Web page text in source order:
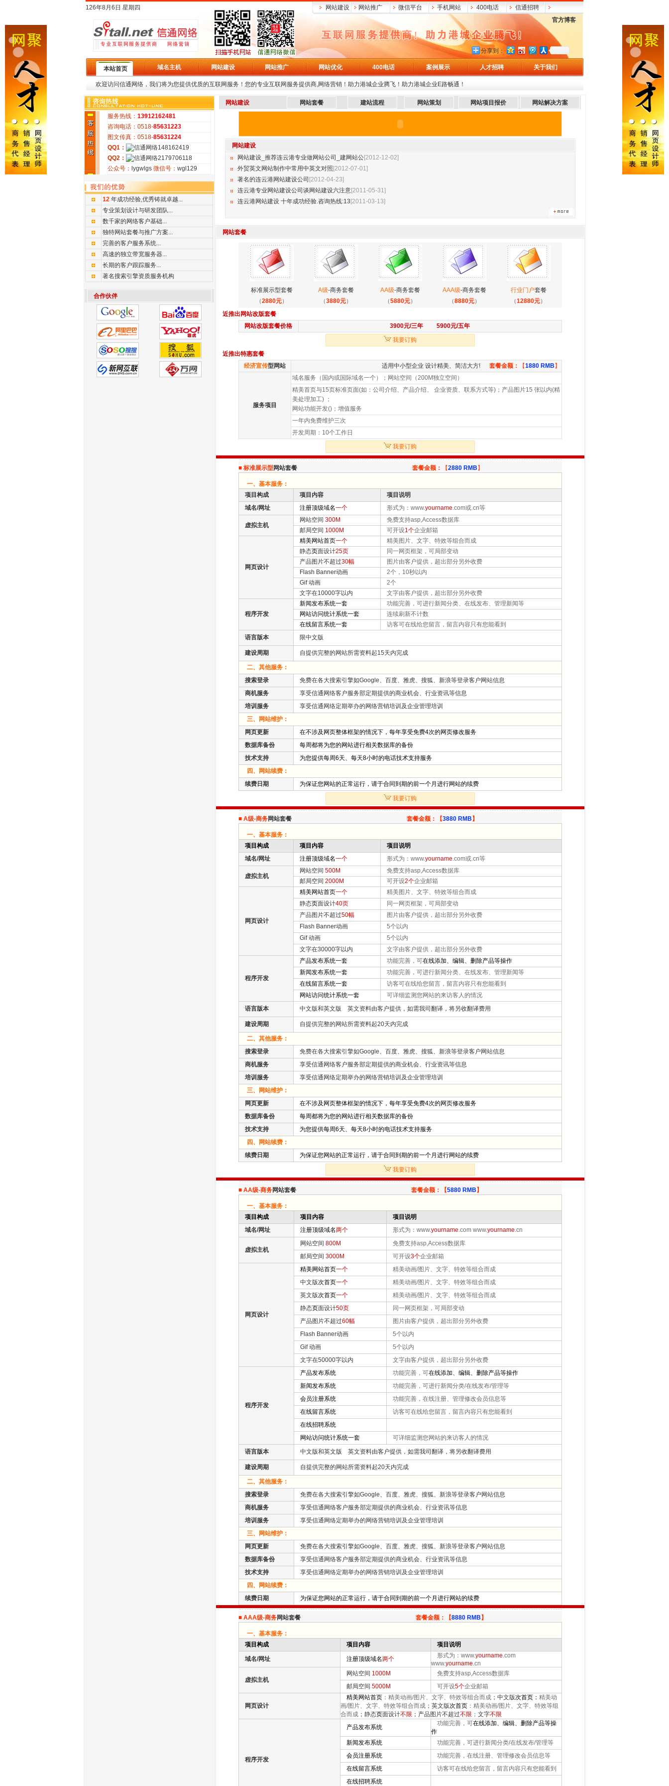
126年8月6日 星期四 网站建设 网站推广 微信平台 手机网站 400电话
信通招聘
官方博客
分享到：
本站首页 域名主机 网站建设 网站推广 网站优化 400电话 案例展示 人才招聘 关于我们
欢迎访问信通网络，我们将为您提供优质的互联网服务！您的专业互联网服务提供商,网络营销！助力港城企业腾飞！助力港城企业E路畅通！
服务热线： 13912162481
咨询电话：0518-85631223
图文传真：0518-85631224
QQ1：
48162419
QQ2：
179706118
公众号： lygwlgs 微信号： wgl129
12 年成功经验,优秀铸就卓越...
专业策划设计与研发团队...
数千家的网络客户基础...
独特网站套餐与推广方案...
完善的客户服务系统...
高速的独立带宽服务器...
长期的客户跟踪服务...
著名搜索引擎资质服务机构
合作伙伴
网站建设 网站套餐 建站流程 网站策划 网站项目报价 网站解决方案
网站建设
网站建设_推荐连云港专业做网站公司_建网站公[2012-12-02]
外贸英文网站制作中常用中英文对照 [2012-07-01]
著名的连云港网站建设公司 [2012-04-23]
连云港专业网站建设公司谈网站建设六注意[2011-05-31]
连云港网站建设 十年成功经验.咨询热线:13 [2011-03-13]
网站套餐
标准展示型套餐 A级-商务套餐 AA级-商务套餐 AAA级-商务套餐 行业门户套餐
（2880元） （3880元） （5880元） （8880元） （12880元）
近推出网站改版套餐
网站改版套餐价格
3900元/三年 5900元/五年
我要订购
近推出特惠套餐
经济宣传型网站 适用中小型企业 设计精美、简洁大方! 套餐金额： 【1880 RMB 】
服务项目
域名服务（国内或国际域名一个）；网站空间（200M独立空间）
精美首页与15页标准页面(如：公司介绍、产品介绍、 企业资质、联系方式等)；产品图片15 张以内(精
美处理加工) ；
网站功能开发()；增值服务
一年内免费维护三次
开发周期：10个工作日
我要订购
■ 标准展示型网站套餐 套餐金额： 【2880 RMB 】
一、基本服务：
项目构成
项目内容
项目说明
域名/网址
注册顶级域名一个 形式为：www.yourname.com或.cn等
虚拟主机
网站空间 300M
免费支持asp,Access数据库
邮局空间 1000M 可开设1个企业邮箱
网页设计
精美网站首页一个
精美图片、文字、特效等组合而成
静态页面设计25页
同一网页框架，可局部变动
产品图片不超过30幅
图片由客户提供，超出部分另外收费
Flash Banner动画
2个，10秒以内
Gif 动画
2个
文字在10000字以内
文字由客户提供，超出部分另外收费
程序开发
新闻发布系统一套
功能完善，可进行新闻分类、在线发布、管理新闻等
网站访问统计系统一套
连续刷新不计数
在线留言系统一套
访客可在线给您留言，留言内容只有您能看到
语言版本
限中文版
建设周期 自提供完整的网站所需资料起15天内完成
二、其他服务：
搜索登录
免费在各大搜索引擎如Google、百度、雅虎、搜狐、新浪等登录客户网站信息
商机服务
享受信通网络客户服务部定期提供的商业机会、行业资讯等信息
培训服务
享受信通网络定期举办的网络营销培训及企业管理培训
三、网站维护：
网页更新
在不涉及网页整体框架的情况下，每年享受免费4次的网页修改服务
数据库备份
每周都将为您的网站进行相关数据库的备份
技术支持
为您提供每周6天、每天8小时的电话技术支持服务
四、网站续费：
续费日期
为保证您网站的正常运行，请于合同到期的前一个月进行网站的续费
我要订购
■ A级-商务网站套餐 套餐金额：【3880 RMB 】
一、基本服务：
项目构成
项目内容
项目说明
域名/网址
注册顶级域名一个 形式为：www.yourname.com或.cn等
虚拟主机
网站空间 500M
免费支持asp,Access数据库
邮局空间 2000M 可开设2个企业邮箱
网页设计
精美网站首页一个
精美图片、文字、特效等组合而成
静态页面设计40页
同一网页框架，可局部变动
产品图片不超过50幅
图片由客户提供，超出部分另外收费
Flash Banner动画
5个以内
Gif 动画
5个以内
文字在30000字以内
文字由客户提供，超出部分另外收费
程序开发
产品发布系统一套 功能完善， 可在线添加、编辑、删除产品等操作
新闻发布系统一套
功能完善，可进行新闻分类、在线发布、管理新闻等
在线留言系统一套
访客可在线给您留言，留言内容只有您能看到
网站访问统计系统一套
可详细监测您网站的来访客人的情况
语言版本
中文版和英文版 英文资料由客户提供，如需我司翻译，将另收翻译费用
建设周期 自提供完整的网站所需资料起20天内完成
二、其他服务：
搜索登录
免费在各大搜索引擎如Google、百度、雅虎、搜狐、新浪等登录客户网站信息
商机服务
享受信通网络客户服务部定期提供的商业机会、行业资讯等信息
培训服务
享受信通网络定期举办的网络营销培训及企业管理培训
三、网站维护：
网页更新
在不涉及网页整体框架的情况下，每年享受免费4次的网页修改服务
数据库备份
每周都将为您的网站进行相关数据库的备份
技术支持
为您提供每周6天、每天8小时的电话技术支持服务
四、网站续费：
续费日期
为保证您网站的正常运行，请于合同到期的前一个月进行网站的续费
我要订购
■ AA级-商务网站套餐 套餐金额：【5880 RMB 】
一、基本服务：
项目构成
项目内容
项目说明
域名/网址
注册顶级域名两个 形式为：www.yourname.com www.yourname.cn
虚拟主机
网站空间 800M
免费支持asp,Access数据库
邮局空间 3000M 可开设3个企业邮箱
网页设计
精美网站首页一个
精美动画/图片、文字、特效等组合而成
中文版次首页一个
精美动画/图片、文字、特效等组合而成
英文版次首页一个
精美动画/图片、文字、特效等组合而成
静态页面设计50页
同一网页框架，可局部变动
产品图片不超过60幅
图片由客户提供，超出部分另外收费
Flash Banner动画
5个以内
Gif 动画
5个以内
文字在50000字以内
文字由客户提供，超出部分另外收费
程序开发
产品发布系统 功能完善， 可在线添加、编辑、删除产品等操作
新闻发布系统
功能完善，可进行新闻分类/在线发布/管理等
会员注册系统
功能完善，在线注册、管理修改会员信息等
在线留言系统
访客可在线给您留言，留言内容只有您能看到
在线招聘系统
网站访问统计系统一套
可详细监测您网站的来访客人的情况
语言版本
中文版和英文版 英文资料由客户提供，如需我司翻译，将另收翻译费用
建设周期 自提供完整的网站所需资料起20天内完成
二、其他服务：
搜索登录
免费在各大搜索引擎如Google、百度、雅虎、搜狐、新浪等登录客户网站信息
商机服务
享受信通网络客户服务部定期提供的商业机会、行业资讯等信息
培训服务
享受信通网络定期举办的网络营销培训及企业管理培训
三、网站维护：
网页更新
免费在各大搜索引擎如Google、百度、雅虎、搜狐、新浪等登录客户网站信息
数据库备份
享受信通网络客户服务部定期提供的商业机会、行业资讯等信息
技术支持
享受信通网络定期举办的网络营销培训及企业管理培训
四、网站续费：
续费日期
为保证您网站的正常运行，请于合同到期的前一个月进行网站的续费
■ AAA级-商务网站套餐 套餐金额：【8880 RMB 】
一、基本服务：
项目构成
项目内容 项目说明
域名/网址 注册顶级域名两个 形式为：www.yourname.com
www.yourname.cn
虚拟主机
网站空间 1000M
免费支持asp,Access数据库
邮局空间 5000M 可开设5个企业邮箱
网页设计
精美网站首页：精美动画/图片、文字、特效等组合而成；中文版次首页： 精美动
画/图片、文字、特效等组合而成；英文版次首页：精美动画/图片、文字、特效等组
合而成；静态页面设计不限 ；产品图片不超过不限 ； 文字不限
程序开发
产品发布系统
功能完善， 可在线添加、编辑、删除产品等操
作
新闻发布系统
功能完善，可进行新闻分类/在线发布/管理等
会员注册系统
功能完善，在线注册、管理修改会员信息等
在线留言系统
访客可在线给您留言，留言内容只有您能看到
在线招聘系统